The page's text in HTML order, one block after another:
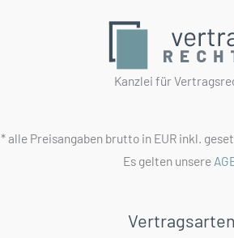
Kanzlei für
* alle Preisangaben brutto in EUR inkl.
Es gelten unsere
Vertragsarten